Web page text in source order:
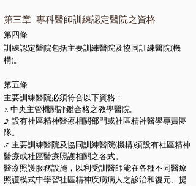
第三章 專科醫師訓練認定醫院之資格
第四條
訓練認定醫院包括主要訓練醫院及協同訓練醫院(機
構)。
第五條
主要訓練醫院必須符合以下資格：
1. 中央主管機關評鑑合格之教學醫院。
2. 設有社區精神醫療相關部門或社區精神醫學專責團
隊。
3. 主要訓練醫院及協同訓練醫院(機構)須設有社區精神
醫療或社區醫療照護相關之各式。
醫療照護服務設施，以利受訓醫師能在各種不同醫療
照護模式中學習社區精神疾病病人之診治和復元、提